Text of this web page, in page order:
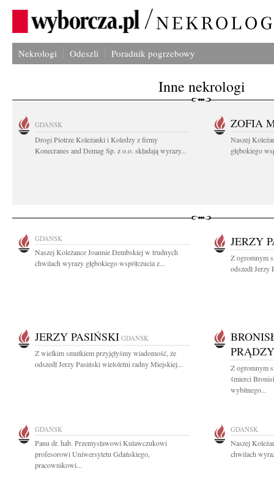
Nekrologi Odeszli Poradnik pogrzebowy
Inne nekrologi
GDAŃSK
Drogi Piotrze Koleżanki i Koledzy z firmy
Konecranes and Demag Sp. z o.o. składają wyrazy...
ZOFIA
Naszej
głębokiego
GDAŃSK
Naszej Koleżance Joannie Dembskiej w trudnych
chwilach wyrazy głębokiego współczucia z...
JERZY
Z ogromnym
odszedł
JERZY PASIŃSKI GDAŃSK
Z wielkim smutkiem przyjęłyśmy wiadomość, że
odszedł Jerzy Pasiński wieloletni radny Miejskiej...
Z ogromnym
śmierci
wybitnego...
GDAŃSK
Panu dr. hab. Przemysławowi Kulawczukowi
profesorowi Uniwersytetu Gdańskiego,
pracownikowi...
GDAŃSK
Naszej
chwilach